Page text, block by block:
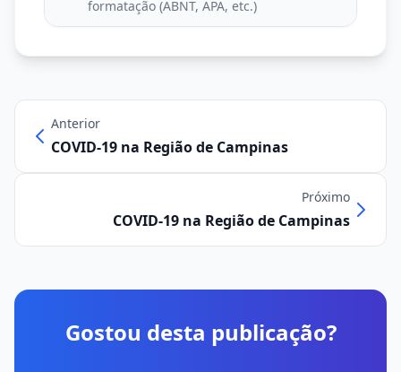
formatação (ABNT, APA, etc.)
Anterior
COVID-19 na Região de Campinas
Próximo
COVID-19 na Região de Campinas
Gostou desta publicação?